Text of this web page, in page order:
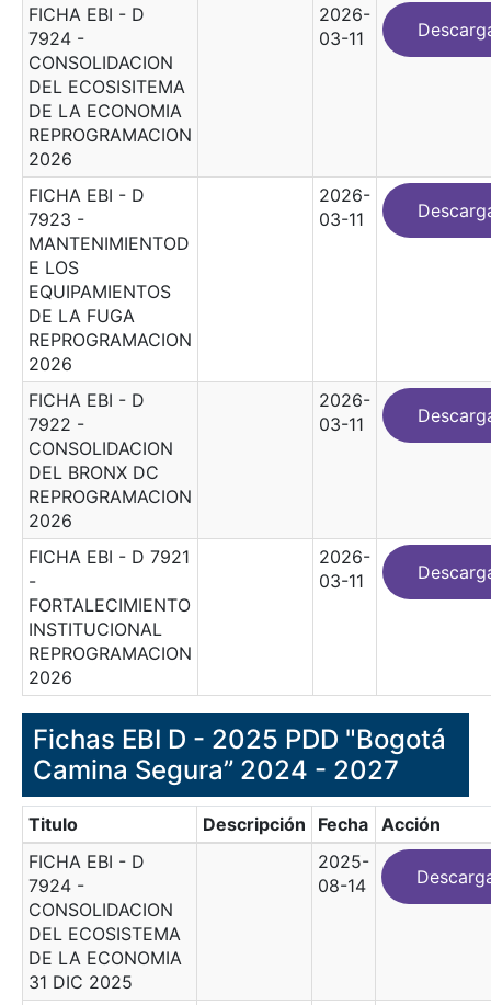
FICHA EBI - D
7924 -
CONSOLIDACION
DEL ECOSISITEMA
DE LA ECONOMIA
REPROGRAMACION
2026
2026-
03-11
FICHA EBI - D
7923 -
MANTENIMIENTOD
E LOS
EQUIPAMIENTOS
DE LA FUGA
REPROGRAMACION
2026
2026-
03-11
FICHA EBI - D
7922 -
CONSOLIDACION
DEL BRONX DC
REPROGRAMACION
2026
2026-
03-11
FICHA EBI - D 7921
-
FORTALECIMIENTO
INSTITUCIONAL
REPROGRAMACION
2026
2026-
03-11
Fichas EBI D - 2025 PDD "Bogotá
Camina Segura” 2024 - 2027
Titulo Descripción Fecha Acción
FICHA EBI - D
7924 -
CONSOLIDACION
DEL ECOSISTEMA
DE LA ECONOMIA
31 DIC 2025
2025-
08-14